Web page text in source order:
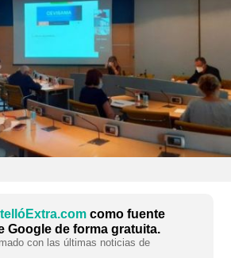
como fuente
Google de forma gratuita.
con las últimas noticias de